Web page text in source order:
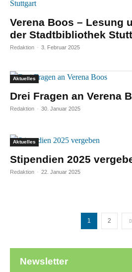
Verena Boos – Lesung
der Stadtbibliothek
Redaktion - 3. Februar 2025
Aktuelles
Drei Fragen an Verena
Redaktion - 30. Januar 2025
Aktuelles
Stipendien 2025
Redaktion - 22. Januar 2025
1 2
Newsletter